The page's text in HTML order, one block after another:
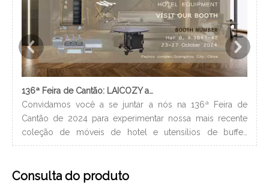
136ª Feira de Cantão: LAICOZY apresenta o futuro dos móveis para hotéis e utensílios de buffet
Convidamos você a se juntar a nós na 136ª Feira de
Cantão de 2024 para experimentar nossa mais recente
coleção de móveis de hotel e utensílios de buffet.
Estamos ansiosos para nos conectar com profissionais da
nossa paixão por artesanato de qualidade e design
Consulta do produto